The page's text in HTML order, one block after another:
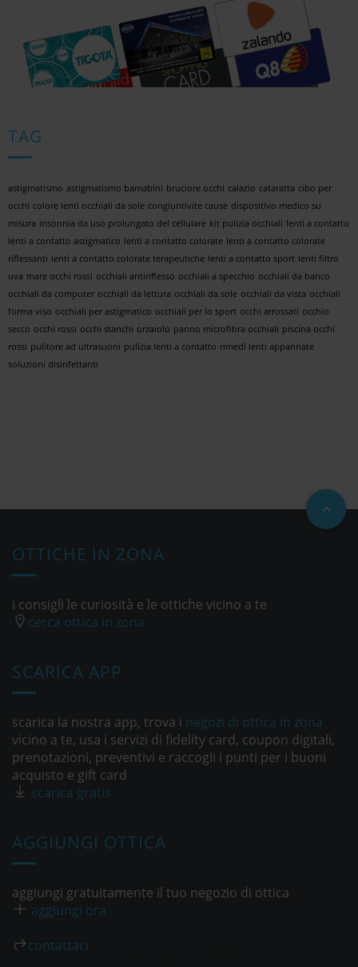
TAG
astigmatismo astigmatismo bamabini bruciore occhi calazio cataratta cibo per
occhi colore lenti occhiali da sole congiuntivite cause dispositivo medico su
misura insonnia da uso prolungato del cellulare kit pulizia occhiali lenti a contatto
lenti a contatto astigmatico lenti a contatto colorate lenti a contatto colorate
riflessanti lenti a contatto colorate terapeutiche lenti a contatto sport lenti filtro
uva mare occhi rossi occhiali antiriflesso occhiali a specchio occhiali da banco
occhiali da computer occhiali da lettura occhiali da sole occhiali da vista occhiali
forma viso occhiali per astigmatico occhiali per lo sport occhi arrossati occhio
secco occhi rossi occhi stanchi orzaiolo panno microfibra occhiali piscina occhi
rossi pulitore ad ultrasuoni pulizia lenti a contatto rimedi lenti appannate
soluzioni disinfettanti
OTTICHE IN ZONA
i consigli le curiosità e le ottiche vicino a te
cerca ottica in zona
SCARICA APP
scarica la nostra app, trova i negozi di ottica in zona
vicino a te, usa i servizi di fidelity card, coupon digitali,
prenotazioni, preventivi e raccogli i punti per i buoni
acquisto e gift card
scarica gratis
AGGIUNGI OTTICA
aggiungi gratuitamente il tuo negozio di ottica
aggiungi ora
contattaci